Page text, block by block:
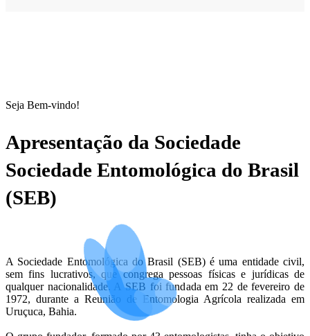
Seja Bem-vindo!
Apresentação da Sociedade
Sociedade Entomológica do Brasil
(SEB)
A Sociedade Entomológica do Brasil (SEB) é uma entidade civil,
sem fins lucrativos, que congrega pessoas físicas e jurídicas de
qualquer nacionalidade. A SEB foi fundada em 22 de fevereiro de
1972, durante a Reunião de Entomologia Agrícola realizada em
Uruçuca, Bahia.